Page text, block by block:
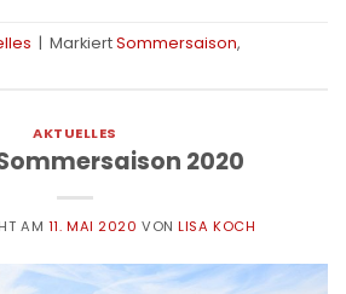
| MarkiertSommersaison,
AKTUELLES
2020
AM 11. MAI 2020 VONLISA KOCH